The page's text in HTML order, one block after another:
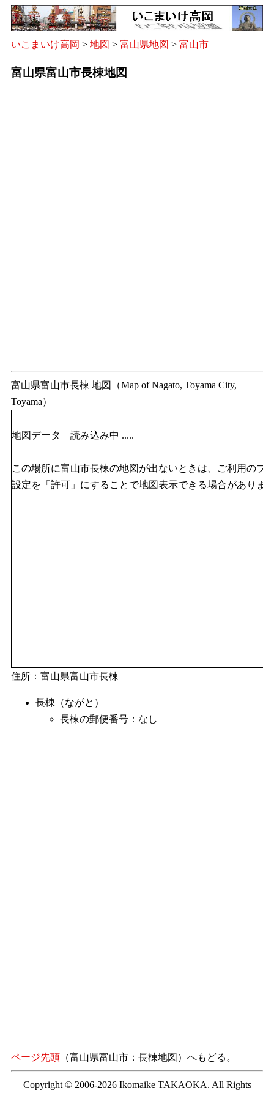
いこまいけ高岡 > 地図 > 富山県地図 > 富山市
富山県富山市長棟地図
富山県富山市長棟 地図（Map of Nagato, Toyama City,
Toyama）
地図データ 読み込み中 .....
この場所に富山市長棟の地図が出ないときは、ご利用のブ
設定を「許可」にすることで地図表示できる場合がありま
住所：富山県富山市長棟
長棟（ながと）
長棟の郵便番号：なし
ページ先頭 （富山県富山市：長棟地図）へもどる。
Copyright © 2006-2026 Ikomaike TAKAOKA. All Rights